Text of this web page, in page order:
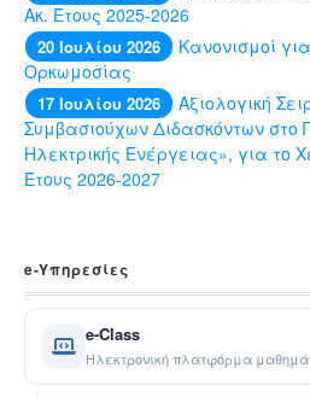
Ακ. Έτους 2025-2026
20 Ιουλίου 2026
Κανονισμοί
Ορκωμοσίας
17 Ιουλίου 2026
Αξιολογική
Συμβασιούχων Διδασκόντων στο
Ηλεκτρικής Ενέργειας», για το
Έτους 2026-2027
e-Yπηρεσίες
e-Class
Ηλεκτρονική πλατφόρμα